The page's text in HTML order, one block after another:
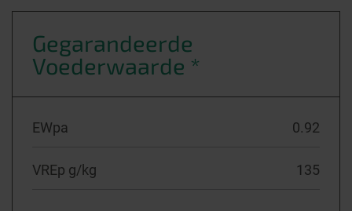
Gegarandeerde
Voederwaarde *
EWpa 0.92
VREp g/kg 135